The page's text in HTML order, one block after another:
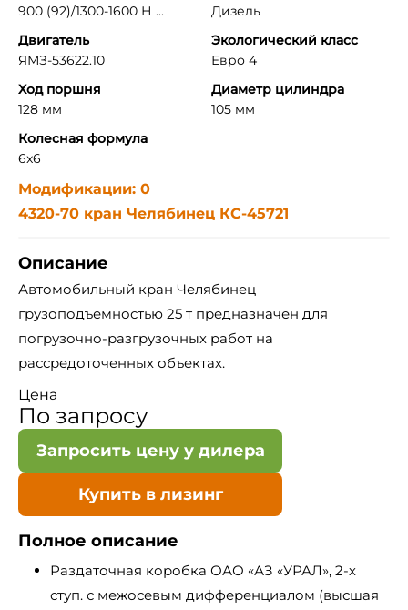
900 (92)/1300-1600 Н ...
Дизель
Двигатель
ЯМЗ-53622.10
Экологический класс
Евро 4
Ход поршня
128 мм
Диаметр цилиндра
105 мм
Колесная формула
6x6
Модификации: 0
4320-70 кран Челябинец КС-45721
Описание
Автомобильный кран Челябинец
грузоподъемностью 25 т предназначен для
погрузочно-разгрузочных работ на
рассредоточенных объектах.
Цена
По запросу
Запросить цену у дилера
Купить в лизинг
Полное описание
Раздаточная коробка ОАО «АЗ «УРАЛ», 2-х
ступ. с межосевым дифференциалом (высшая